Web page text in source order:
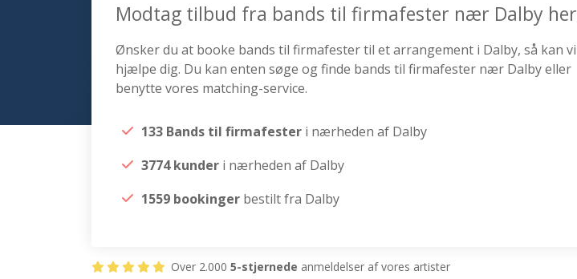
Modtag tilbud fra bands til firmafester nær Dalby her
Ønsker du at booke bands til firmafester til et arrangement i Dalby, så kan vi
hjælpe dig. Du kan enten søge og finde bands til firmafester nær Dalby eller
benytte vores matching-service.
133 Bands til firmafester i nærheden af Dalby
3774 kunder i nærheden af Dalby
1559 bookinger bestilt fra Dalby
Over 2.000 5-stjernede anmeldelser af vores artister